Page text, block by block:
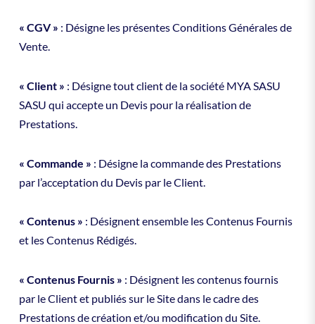
« CGV » : Désigne les présentes Conditions Générales de
Vente.
« Client » : Désigne tout client de la société MYA SASU
SASU qui accepte un Devis pour la réalisation de
Prestations.
« Commande » : Désigne la commande des Prestations
par l’acceptation du Devis par le Client.
« Contenus » : Désignent ensemble les Contenus Fournis
et les Contenus Rédigés.
« Contenus Fournis » : Désignent les contenus fournis
par le Client et publiés sur le Site dans le cadre des
Prestations de création et/ou modification du Site.